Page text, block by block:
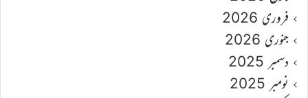
فروری 2026
جنوری 2026
دسمبر 2025
نومبر 2025